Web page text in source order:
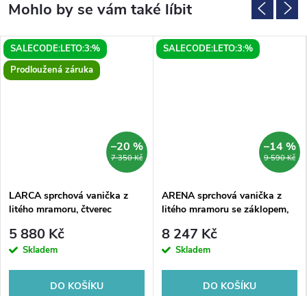
SALECODE:LETO:3:%
Prodloužená záruka
7 350 Kč
–20 %
LARCA sprchová vanička z
litého mramoru, čtverec
5 880 Kč
Skladem
DO KOŠÍKU
SALECODE:LETO:3:%
9 590 Kč
–14 %
ARENA sprchová vanička z
litého mramoru se záklopem,
8 247 Kč
Skladem
DO KOŠÍKU